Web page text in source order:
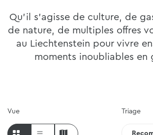
Qu'il s'agisse de culture, de
de nature, de multiples offres
au Liechtenstein pour vivre
moments inoubliables en
Triage
Vue